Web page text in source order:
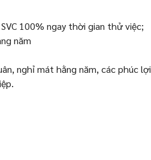
100% ngay thời gian thử việc;
năm
nghỉ mát hằng năm, các phúc